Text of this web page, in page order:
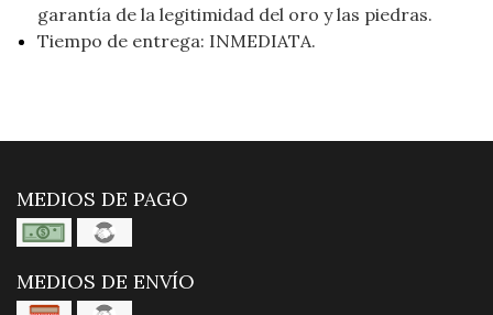
garantía de la legitimidad del oro y las piedras.
Tiempo de entrega: INMEDIATA.
MEDIOS DE PAGO
MEDIOS DE ENVÍO